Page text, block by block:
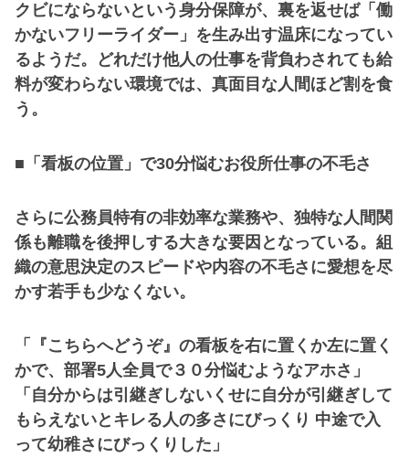
クビにならないという身分保障が、裏を返せば「働
かないフリーライダー」を生み出す温床になってい
るようだ。どれだけ他人の仕事を背負わされても給
料が変わらない環境では、真面目な人間ほど割を食
う。
■「看板の位置」で30分悩むお役所仕事の不毛さ
さらに公務員特有の非効率な業務や、独特な人間関
係も離職を後押しする大きな要因となっている。組
織の意思決定のスピードや内容の不毛さに愛想を尽
かす若手も少なくない。
「『こちらへどうぞ』の看板を右に置くか左に置く
かで、部署5人全員で３０分悩むようなアホさ」
「自分からは引継ぎしないくせに自分が引継ぎして
もらえないとキレる人の多さにびっくり 中途で入
って幼稚さにびっくりした」